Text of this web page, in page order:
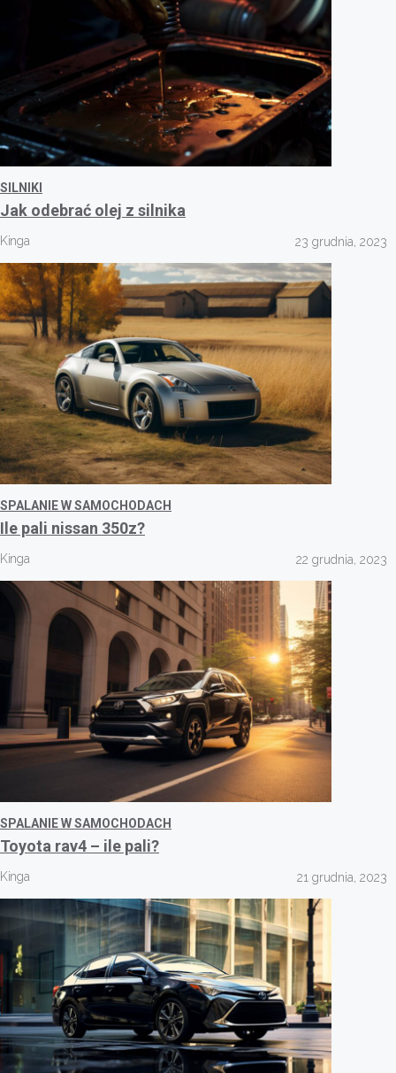
SILNIKI
Jak odebrać olej z silnika
Kinga 23 grudnia, 2023
SPALANIE W SAMOCHODACH
Ile pali nissan 350z?
Kinga 22 grudnia, 2023
SPALANIE W SAMOCHODACH
Toyota rav4 – ile pali?
Kinga 21 grudnia, 2023